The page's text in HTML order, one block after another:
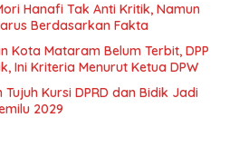
Hanafi Tak Anti Kritik, Namun
Berdasarkan Fakta
Kota Mataram Belum Terbit, DPP
Ini Kriteria Menurut Ketua DPW
Kursi DPRD dan Bidik Jadi
2029